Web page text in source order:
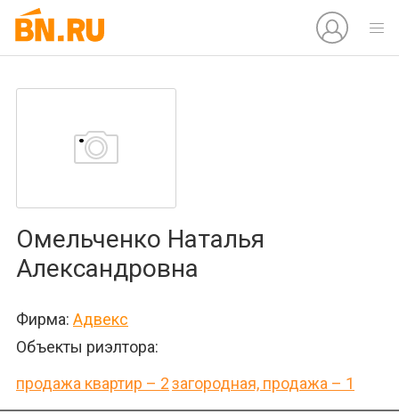
Омельченко Наталья
Александровна
Фирма: Адвекс
Объекты риэлтора:
продажа квартир – 2загородная, продажа – 1